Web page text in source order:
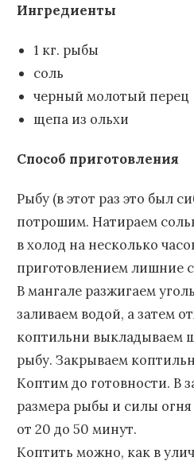
Ингредиенты
1 кг. рыбы
соль
черный молотый перец
щепа из ольхи
Способ приготовления
Рыбу (в этот раз это был
потрошим. Натираем
в холод на несколько
приготовлением лишние
В мангале разжигаем
заливаем водой, а затем
коптильни выкладываем
рыбу. Закрываем
Коптим до готовности. В
размера рыбы и силы
от 20 до 50 минут.
Коптить можно, как в